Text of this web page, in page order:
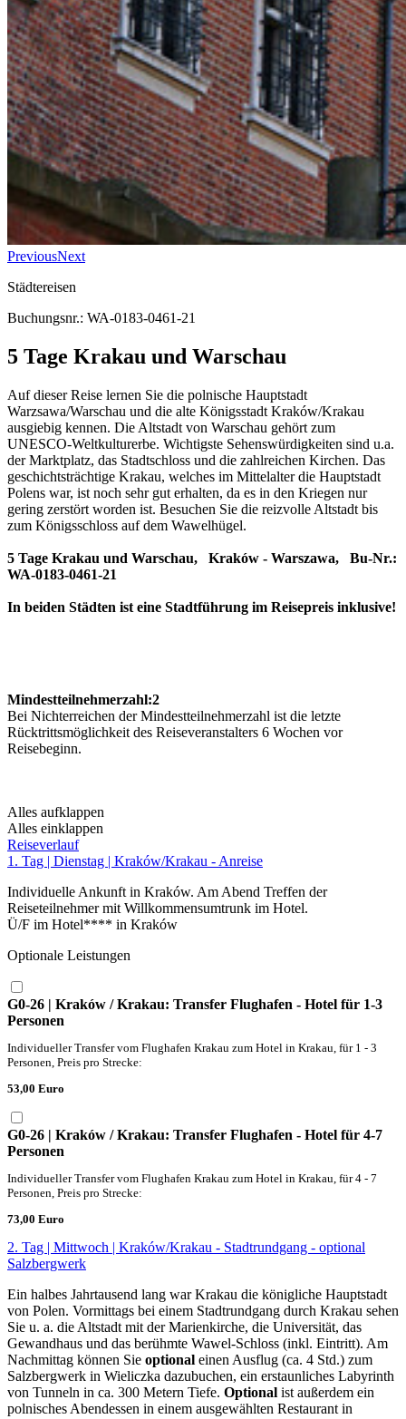
PreviousNext
Städtereisen
Buchungsnr.: WA-0183-0461-21
5 Tage Krakau und Warschau
Auf dieser Reise lernen Sie die polnische Hauptstadt
Warzsawa/Warschau und die alte Königsstadt Kraków/Krakau
ausgiebig kennen. Die Altstadt von Warschau gehört zum
UNESCO-Weltkulturerbe. Wichtigste Sehenswürdigkeiten sind u.a.
der Marktplatz, das Stadtschloss und die zahlreichen Kirchen. Das
geschichtsträchtige Krakau, welches im Mittelalter die Hauptstadt
Polens war, ist noch sehr gut erhalten, da es in den Kriegen nur
gering zerstört worden ist. Besuchen Sie die reizvolle Altstadt bis
zum Königsschloss auf dem Wawelhügel.
5 Tage Krakau und Warschau, Kraków - Warszawa, Bu-Nr.:
WA-0183-0461-21
In beiden Städten ist eine Stadtführung im Reisepreis inklusive!
Mindestteilnehmerzahl:2
Bei Nichterreichen der Mindestteilnehmerzahl ist die letzte
Rücktrittsmöglichkeit des Reiseveranstalters 6 Wochen vor
Reisebeginn.
Alles aufklappen
Alles einklappen
Reiseverlauf
1. Tag | Dienstag | Kraków/Krakau - Anreise
Individuelle Ankunft in Kraków. Am Abend Treffen der
Reiseteilnehmer mit Willkommensumtrunk im Hotel.
Ü/F im Hotel**** in Kraków
Optionale Leistungen
G0-26 | Kraków / Krakau: Transfer Flughafen - Hotel für 1-3
Personen
Individueller Transfer vom Flughafen Krakau zum Hotel in Krakau, für 1 - 3
Personen, Preis pro Strecke:
53,00 Euro
G0-26 | Kraków / Krakau: Transfer Flughafen - Hotel für 4-7
Personen
Individueller Transfer vom Flughafen Krakau zum Hotel in Krakau, für 4 - 7
Personen, Preis pro Strecke:
73,00 Euro
2. Tag | Mittwoch | Kraków/Krakau - Stadtrundgang - optional
Salzbergwerk
Ein halbes Jahrtausend lang war Krakau die königliche Hauptstadt
von Polen. Vormittags bei einem Stadtrundgang durch Krakau sehen
Sie u. a. die Altstadt mit der Marienkirche, die Universität, das
Gewandhaus und das berühmte Wawel-Schloss (inkl. Eintritt). Am
Nachmittag können Sie optional einen Ausflug (ca. 4 Std.) zum
Salzbergwerk in Wieliczka dazubuchen, ein erstaunliches Labyrinth
von Tunneln in ca. 300 Metern Tiefe. Optional ist außerdem ein
polnisches Abendessen in einem ausgewählten Restaurant in